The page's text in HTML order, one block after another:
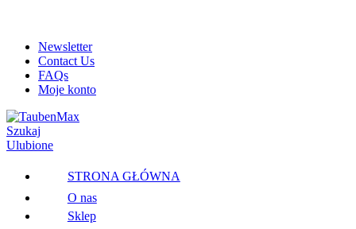
Newsletter
Contact Us
FAQs
Moje konto
Szukaj
Ulubione
STRONA GŁÓWNA
O nas
Sklep